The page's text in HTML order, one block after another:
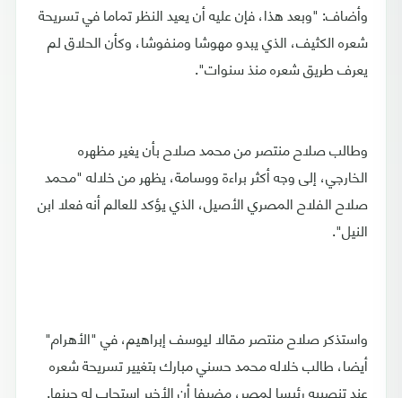
وأضاف: "وبعد هذا، فإن عليه أن يعيد النظر تماما في تسريحة
شعره الكثيف، الذي يبدو مهوشا ومنفوشا، وكأن الحلاق لم
يعرف طريق شعره منذ سنوات".
وطالب صلاح منتصر من محمد صلاح بأن يغير مظهره
الخارجي، إلى وجه أكثر براءة ووسامة، يظهر من خلاله "محمد
صلاح الفلاح المصري الأصيل، الذي يؤكد للعالم أنه فعلا ابن
النيل".
واستذكر صلاح منتصر مقالا ليوسف إبراهيم، في "الأهرام"
أيضا، طالب خلاله محمد حسني مبارك بتغيير تسريحة شعره
عند تنصيبه رئيسا لمصر، مضيفا أن الأخير استجاب له حينها.